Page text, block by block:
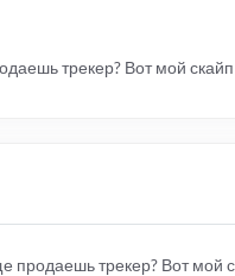
трекер? Вот мой
продаешь трекер? Вот мой